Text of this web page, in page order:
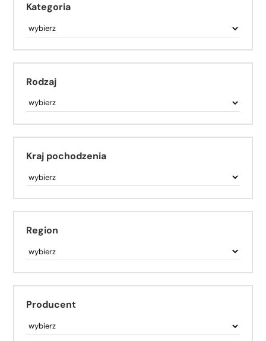
Kategoria
Rodzaj
Kraj pochodzenia
Region
Producent